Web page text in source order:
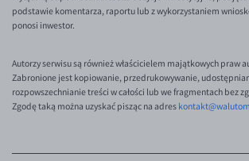
podstawie komentarza, raportu lub z wykorzystaniem
ponosi inwestor.
Autorzy serwisu są również właścicielem majątkowych praw
Zabronione jest kopiowanie, przedrukowywanie,
rozpowszechnianie treści w całości lub we fragmentach bez
Zgodę taką można uzyskać pisząc na adres